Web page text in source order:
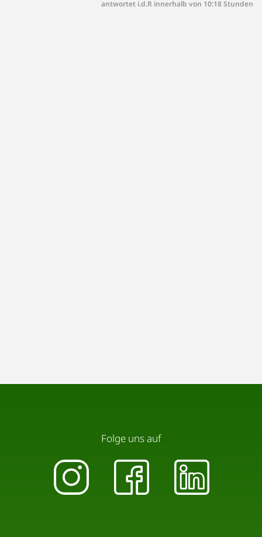
antwortet i.d.R innerhalb von 10:18 Stunden
Folge uns auf